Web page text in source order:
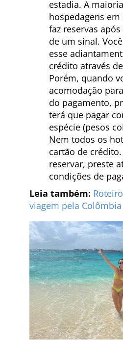
estadia. A
hospedagens em
faz reservas
de um sinal.
esse
crédito através
Porém, quando
acomodação
do pagamento,
terá que pagar
espécie (pesos
Nem todos os
cartão de
reservar, preste
condições de
Leia também:
viagem pela Colômbia